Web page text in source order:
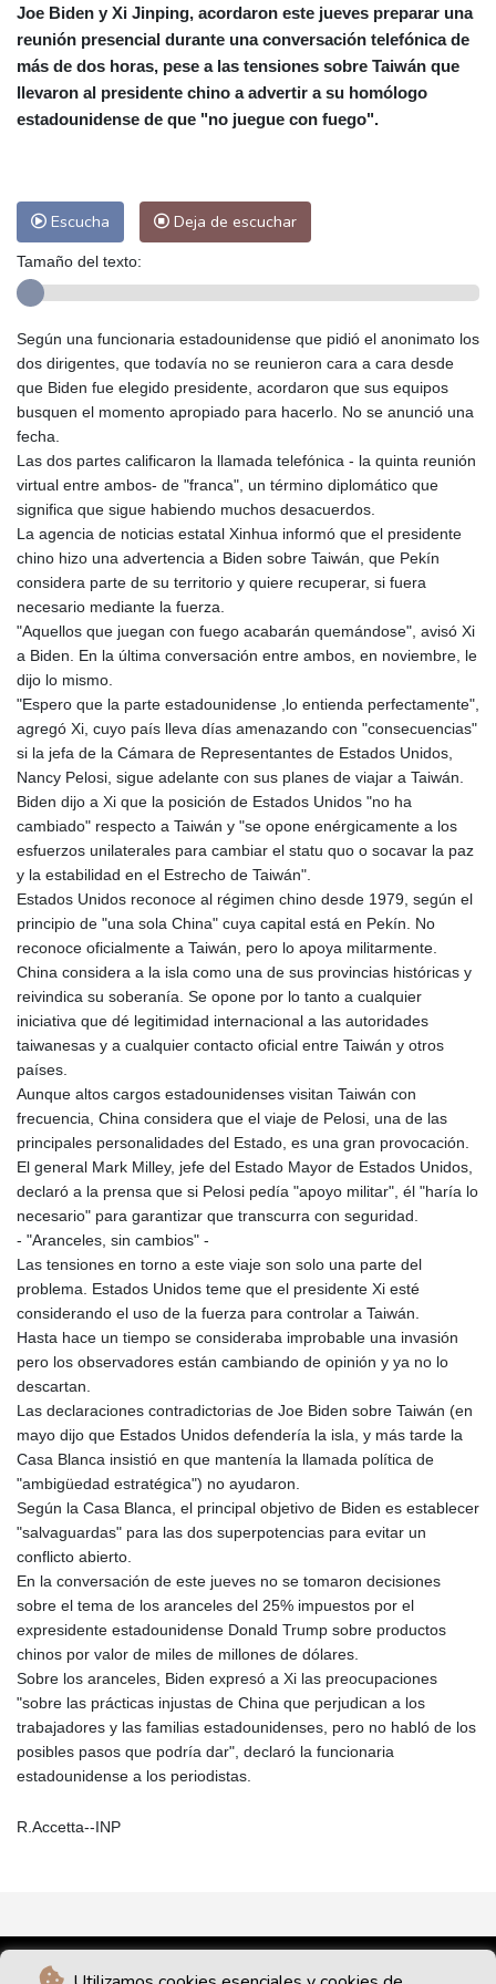
Alicante
27 °C Córdoba
26 °C
Málaga
27 °C Murcia
25 °C
Las Palmas de Gran Canaria
25 °C
Ibiza
28 °C Buenos Aires
Panama City
26 °C
Joe Biden y Xi Jinping, acordaron este jueves preparar una
reunión presencial durante una conversación telefónica de
más de dos horas, pese a las tensiones sobre Taiwán que
llevaron al presidente chino a advertir a su homólogo
estadounidense de que "no juegue con fuego".
Escucha Deja de escuchar
Tamaño del texto:
Según una funcionaria estadounidense que pidió el anonimato los
dos dirigentes, que todavía no se reunieron cara a cara desde
que Biden fue elegido presidente, acordaron que sus equipos
busquen el momento apropiado para hacerlo. No se anunció una
fecha.
Las dos partes calificaron la llamada telefónica - la quinta reunión
virtual entre ambos- de "franca", un término diplomático que
significa que sigue habiendo muchos desacuerdos.
La agencia de noticias estatal Xinhua informó que el presidente
chino hizo una advertencia a Biden sobre Taiwán, que Pekín
considera parte de su territorio y quiere recuperar, si fuera
necesario mediante la fuerza.
"Aquellos que juegan con fuego acabarán quemándose", avisó Xi
a Biden. En la última conversación entre ambos, en noviembre, le
dijo lo mismo.
"Espero que la parte estadounidense ,lo entienda perfectamente",
agregó Xi, cuyo país lleva días amenazando con "consecuencias"
si la jefa de la Cámara de Representantes de Estados Unidos,
Nancy Pelosi, sigue adelante con sus planes de viajar a Taiwán.
Biden dijo a Xi que la posición de Estados Unidos "no ha
cambiado" respecto a Taiwán y "se opone enérgicamente a los
esfuerzos unilaterales para cambiar el statu quo o socavar la paz
y la estabilidad en el Estrecho de Taiwán".
Estados Unidos reconoce al régimen chino desde 1979, según el
principio de "una sola China" cuya capital está en Pekín. No
reconoce oficialmente a Taiwán, pero lo apoya militarmente.
China considera a la isla como una de sus provincias históricas y
reivindica su soberanía. Se opone por lo tanto a cualquier
iniciativa que dé legitimidad internacional a las autoridades
taiwanesas y a cualquier contacto oficial entre Taiwán y otros
países.
Aunque altos cargos estadounidenses visitan Taiwán con
frecuencia, China considera que el viaje de Pelosi, una de las
principales personalidades del Estado, es una gran provocación.
El general Mark Milley, jefe del Estado Mayor de Estados Unidos,
declaró a la prensa que si Pelosi pedía "apoyo militar", él "haría lo
necesario" para garantizar que transcurra con seguridad.
- "Aranceles, sin cambios" -
Las tensiones en torno a este viaje son solo una parte del
problema. Estados Unidos teme que el presidente Xi esté
considerando el uso de la fuerza para controlar a Taiwán.
Hasta hace un tiempo se consideraba improbable una invasión
pero los observadores están cambiando de opinión y ya no lo
descartan.
Las declaraciones contradictorias de Joe Biden sobre Taiwán (en
mayo dijo que Estados Unidos defendería la isla, y más tarde la
Casa Blanca insistió en que mantenía la llamada política de
"ambigüedad estratégica") no ayudaron.
Según la Casa Blanca, el principal objetivo de Biden es establecer
"salvaguardas" para las dos superpotencias para evitar un
conflicto abierto.
En la conversación de este jueves no se tomaron decisiones
sobre el tema de los aranceles del 25% impuestos por el
expresidente estadounidense Donald Trump sobre productos
chinos por valor de miles de millones de dólares.
Sobre los aranceles, Biden expresó a Xi las preocupaciones
"sobre las prácticas injustas de China que perjudican a los
trabajadores y las familias estadounidenses, pero no habló de los
posibles pasos que podría dar", declaró la funcionaria
estadounidense a los periodistas.
R.Accetta--INP